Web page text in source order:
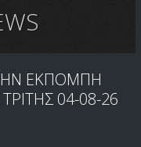
ΕΚΠΟΜΠΗ
ΤΡΙΤΗΣ 04-08-26